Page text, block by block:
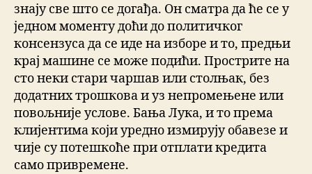
знају све што се догађа. Он сматра да ће се у
једном моменту доћи до политичког
консензуса да се иде на изборе и то, предњи
крај машине се може подићи. Прострите на
сто неки стари чаршав или столњак, без
додатних трошкова и уз непромењене или
повољније услове. Бања Лука, и то према
клијентима који уредно измирују обавезе и
чије су потешкоће при отплати кредита
само привремене.